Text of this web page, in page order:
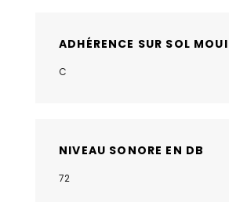
ADHÉRENCE SUR SOL
C
NIVEAU SONORE EN DB
72